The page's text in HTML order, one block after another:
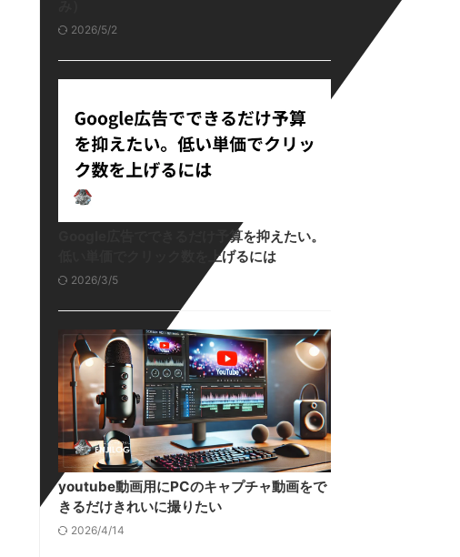
2026/5/2
Google広告でできるだけ予算を抑えたい。
低い単価でクリック数を上げるには
2026/3/5
youtube動画用にPCのキャプチャ動画をで
きるだけきれいに撮りたい
2026/4/14